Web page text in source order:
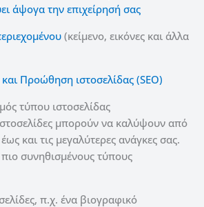
άψογα την επιχείρησή σας
(κείμενο, εικόνες και άλλα
Προώθηση ιστοσελίδας (SEO)
τύπου ιστοσελίδας
μπορούν να καλύψουν από
έως και τις μεγαλύτερες ανάγκες σας.
συνηθισμένους τύπους
π.χ. ένα βιογραφικό